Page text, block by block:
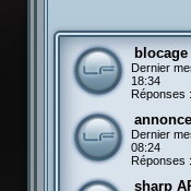
Dernier
18:34
Réponses :
Dernier
08:24
Réponses :
sharp